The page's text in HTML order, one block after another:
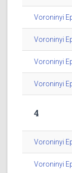
Voroninyi
Voroninyi
Voroninyi
Voroninyi
4
Voroninyi
Voroninyi